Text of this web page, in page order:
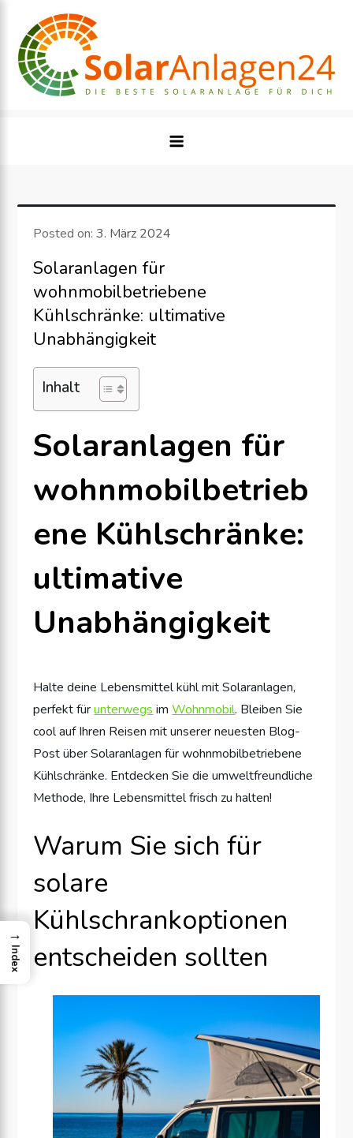
content
Posted on:3. März 2024
Solaranlagen für
wohnmobilbetriebene
Kühlschränke: ultimative
Unabhängigkeit
Inhalt
Solaranlagen für
wohnmobilbetrieb
ene Kühlschränke:
ultimative
Unabhängigkeit
Halte deine Lebensmittel kühl mit Solaranlagen,
perfekt fürunterwegs imWohnmobil. Bleiben Sie
cool auf Ihren Reisen mit unserer neuesten Blog-
Post über Solaranlagen für wohnmobilbetriebene
Kühlschränke. Entdecken Sie die umweltfreundliche
Methode, Ihre Lebensmittel frisch zu halten!
Warum Sie sich für
solare
Kühlschrankoptionen
entscheiden sollten
→
Index